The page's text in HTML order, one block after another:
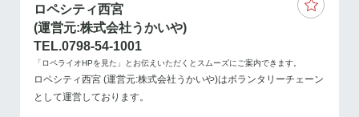
ロペシティ西宮
(運営元:株式会社うかいや)
TEL.0798-54-1001
「ロペライオHPを見た」とお伝えいただくとスムーズにご案内できます。
ロペシティ西宮 (運営元:株式会社うかいや)はボランタリーチェーン
として運営しております。